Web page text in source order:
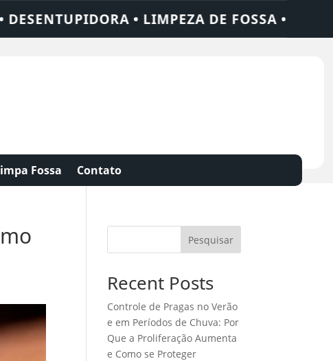
• LIMPEZA DE FOSSA • 24 HORAS •
Fossa Contato
Pesquisar
Recent Posts
Controle de Pragas no Verão
e em Períodos de Chuva: Por
Que a Proliferação Aumenta
e Como se Proteger